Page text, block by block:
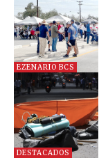
EZENARIO BCS
DESTACADOS